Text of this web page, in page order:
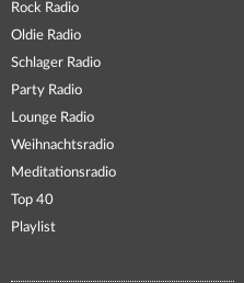
Rock Radio
Oldie Radio
Schlager Radio
Party Radio
Lounge Radio
Weihnachtsradio
Meditationsradio
Top 40
Playlist